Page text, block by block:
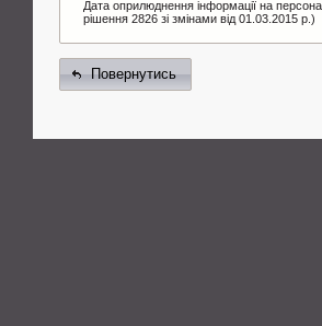
Дата оприлюднення інформації на
рішення 2826 зі змінами від 01.03.2015 р.)
Повернутись